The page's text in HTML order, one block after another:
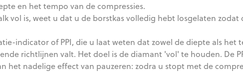
en het tempo van de compressies.
vol is, weet u dat u de borstkas volledig hebt losgelaten zodat
indicator of PPI, die u laat weten dat zowel de diepte als het
richtlijnen valt. Het doel is de diamant 'vol' te houden. De
het nadelige effect van pauzeren: zodra u stopt met de